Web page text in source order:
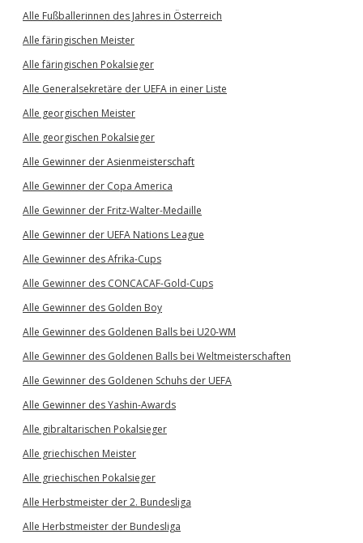
Alle Fußballerinnen des Jahres in Österreich
Alle färingischen Meister
Alle färingischen Pokalsieger
Alle Generalsekretäre der UEFA in einer Liste
Alle georgischen Meister
Alle georgischen Pokalsieger
Alle Gewinner der Asienmeisterschaft
Alle Gewinner der Copa America
Alle Gewinner der Fritz-Walter-Medaille
Alle Gewinner der UEFA Nations League
Alle Gewinner des Afrika-Cups
Alle Gewinner des CONCACAF-Gold-Cups
Alle Gewinner des Golden Boy
Alle Gewinner des Goldenen Balls bei U20-WM
Alle Gewinner des Goldenen Balls bei Weltmeisterschaften
Alle Gewinner des Goldenen Schuhs der UEFA
Alle Gewinner des Yashin-Awards
Alle gibraltarischen Pokalsieger
Alle griechischen Meister
Alle griechischen Pokalsieger
Alle Herbstmeister der 2. Bundesliga
Alle Herbstmeister der Bundesliga